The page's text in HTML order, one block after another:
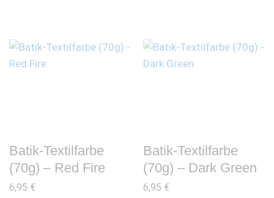
Batik-Textilfarbe
(70g) – Red Fire
6,95 €
Batik-Textilfarbe
(70g) – Dark Green
6,95 €